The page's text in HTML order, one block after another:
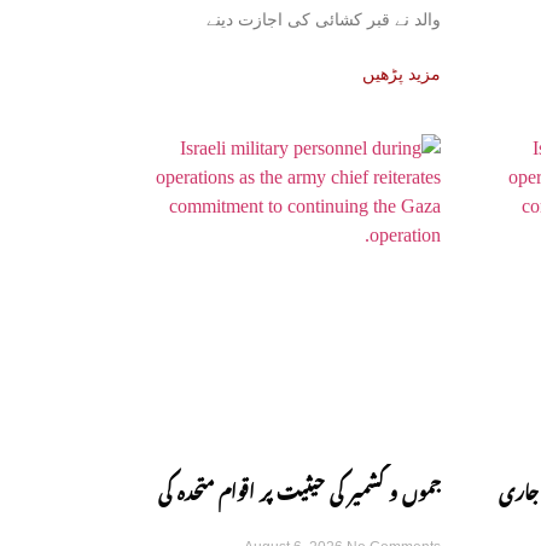
والد نے قبر کشائی کی اجازت دینے
مزید پڑھیں
جاری جموں و کشمیر کی حیثیت پر اقوام متحدہ کی